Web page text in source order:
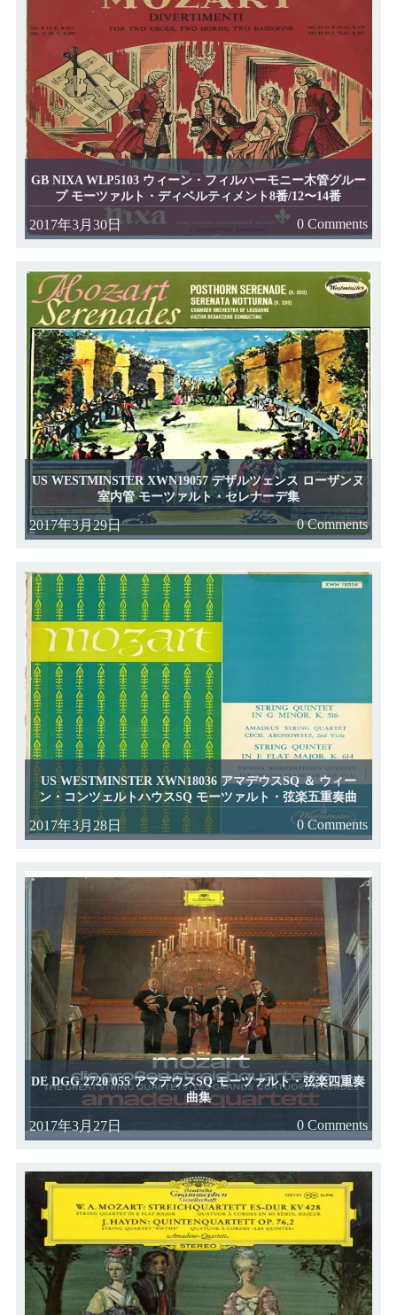
GB NIXA WLP5103 ウィーン・フィルハーモニー木管グルー
プ モーツァルト・ディベルティメント8番/12〜14番
2017年3月30日 0 Comments
US WESTMINSTER XWN19057 デザルツェンス ローザンヌ
室内管 モーツァルト・セレナーデ集
2017年3月29日 0 Comments
US WESTMINSTER XWN18036 アマデウスSQ ＆ ウィー
ン・コンツェルトハウスSQ モーツァルト・弦楽五重奏曲
2017年3月28日 0 Comments
DE DGG 2720 055 アマデウスSQ モーツァルト・弦楽四重奏
曲集
2017年3月27日 0 Comments